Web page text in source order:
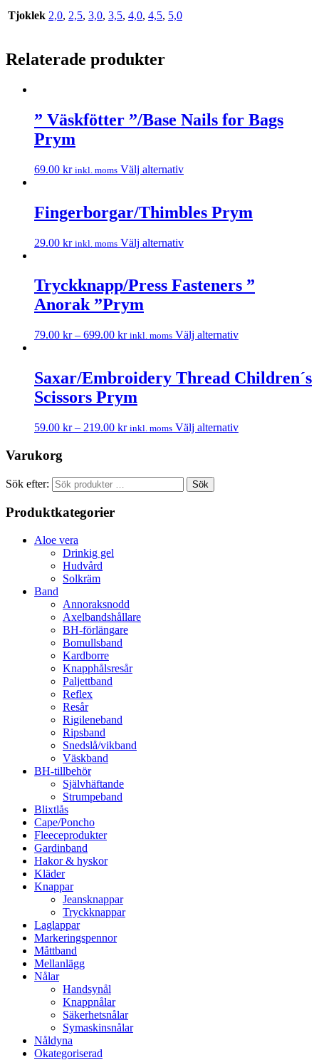
Tjoklek 2,0, 2,5, 3,0, 3,5, 4,0, 4,5, 5,0
Relaterade produkter
” Väskfötter ”/Base Nails for Bags
Prym
69.00 kr inkl. moms Välj alternativ
Fingerborgar/Thimbles Prym
29.00 kr inkl. moms Välj alternativ
Tryckknapp/Press Fasteners ”
Anorak ”Prym
79.00 kr– 699.00 kr inkl. moms Välj alternativ
Saxar/Embroidery Thread Children´s
Scissors Prym
59.00 kr– 219.00 kr inkl. moms Välj alternativ
Varukorg
Sök efter: Sök
Produktkategorier
Aloe vera
Drinkig gel
Hudvård
Solkräm
Band
Annoraksnodd
Axelbandshållare
BH-förlängare
Bomullsband
Kardborre
Knapphålsresår
Paljettband
Reflex
Resår
Rigileneband
Ripsband
Snedslå/vikband
Väskband
BH-tillbehör
Självhäftande
Strumpeband
Blixtlås
Cape/Poncho
Fleeceprodukter
Gardinband
Hakor & hyskor
Kläder
Knappar
Jeansknappar
Tryckknappar
Laglappar
Markeringspennor
Måttband
Mellanlägg
Nålar
Handsynål
Knappnålar
Säkerhetsnålar
Symaskinsnålar
Nåldyna
Okategoriserad